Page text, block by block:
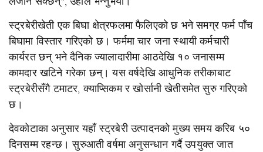
स्ट्रबेरीखेती एक बिघा क्षेत्रफलमा फैलिएको छ भने समग्र फर्म पाँच
बिघामा विस्तार गरिएको छ। फर्ममा चार जना स्थायी कर्मचारी
कार्यरत छन् भने दैनिक ज्यालादारीमा आठदेखि १० जनासम्म
कामदार खटिने गरेका छन्। यस वर्षदेखि आधुनिक तरीकाबाट
स्ट्रबेरीसँगै टमाटर, क्याप्सिकम र खोर्सानी खेतीसमेत सुरु गरिएको
छ।
देवकोटाका अनुसार यहाँ स्ट्रबेरी उत्पादनको मुख्य समय करिब ५०
दिनसम्म रहन्छ। सुरुआती वर्षमा अनुसन्धान गर्दै उपयुक्त जात